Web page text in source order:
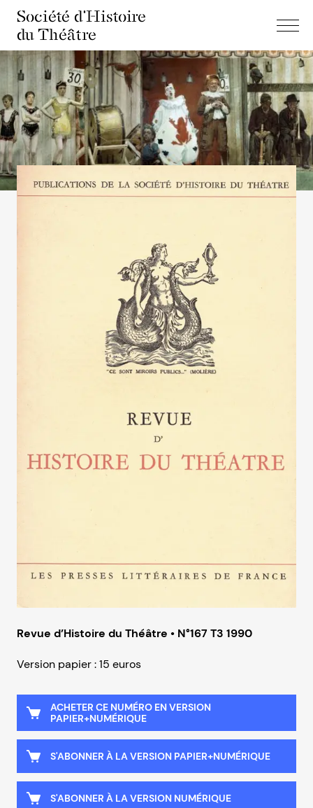
Société d'Histoire
du Théâtre
Revue d’Histoire du Théâtre • N°167 T3 1990
Version papier : 15 euros
ACHETER CE NUMÉRO EN VERSION
PAPIER+NUMÉRIQUE
S'ABONNER À LA VERSION PAPIER+NUMÉRIQUE
S'ABONNER À LA VERSION NUMÉRIQUE